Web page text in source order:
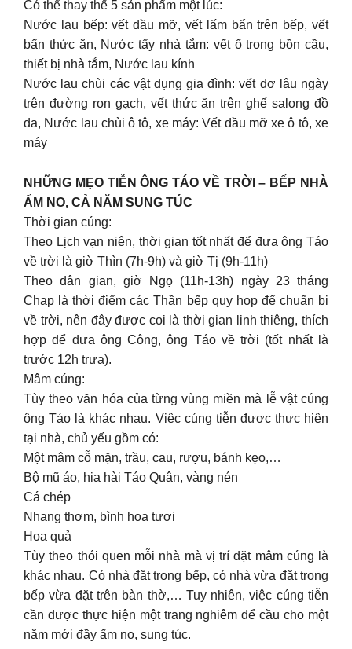
Có thể thay thế 5 sản phẩm một lúc:
Nước lau bếp: vết dầu mỡ, vết lấm bẩn trên bếp, vết
bẩn thức ăn, Nước tẩy nhà tắm: vết ố trong bồn cầu,
thiết bị nhà tắm, Nước lau kính
Nước lau chùi các vật dụng gia đình: vết dơ lâu ngày
trên đường ron gạch, vết thức ăn trên ghế salong đồ
da, Nước lau chùi ô tô, xe máy: Vết dầu mỡ xe ô tô, xe
máy
NHỮNG MẸO TIỄN ÔNG TÁO VỀ TRỜI – BẾP NHÀ
ẤM NO, CẢ NĂM SUNG TÚC
Thời gian cúng:
Theo Lịch vạn niên, thời gian tốt nhất để đưa ông Táo
về trời là giờ Thìn (7h-9h) và giờ Tị (9h-11h)
Theo dân gian, giờ Ngọ (11h-13h) ngày 23 tháng
Chạp là thời điểm các Thần bếp quy họp để chuẩn bị
về trời, nên đây được coi là thời gian linh thiêng, thích
hợp để đưa ông Công, ông Táo về trời (tốt nhất là
trước 12h trưa).
Mâm cúng:
Tùy theo văn hóa của từng vùng miền mà lễ vật cúng
ông Táo là khác nhau. Việc cúng tiễn được thực hiện
tại nhà, chủ yếu gồm có:
Một mâm cỗ mặn, trầu, cau, rượu, bánh kẹo,…
Bộ mũ áo, hia hài Táo Quân, vàng nén
Cá chép
Nhang thơm, bình hoa tươi
Hoa quả
Tùy theo thói quen mỗi nhà mà vị trí đặt mâm cúng là
khác nhau. Có nhà đặt trong bếp, có nhà vừa đặt trong
bếp vừa đặt trên bàn thờ,… Tuy nhiên, việc cúng tiễn
cần được thực hiện một trang nghiêm để cầu cho một
năm mới đầy ấm no, sung túc.